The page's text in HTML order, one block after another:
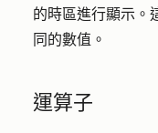
的時區進行顯示。
同的數值。
運算子